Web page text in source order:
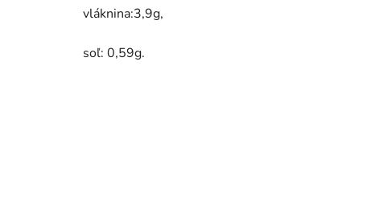
vláknina:3,9g,
soľ: 0,59g.